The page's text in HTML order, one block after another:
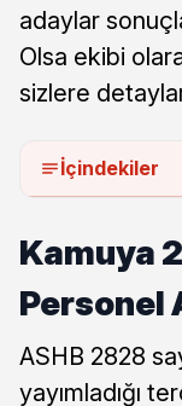
adaylar
Olsa ekibi
sizlere
İçindekiler
Kamuya
Personel
ASHB 2828
yayımladığı